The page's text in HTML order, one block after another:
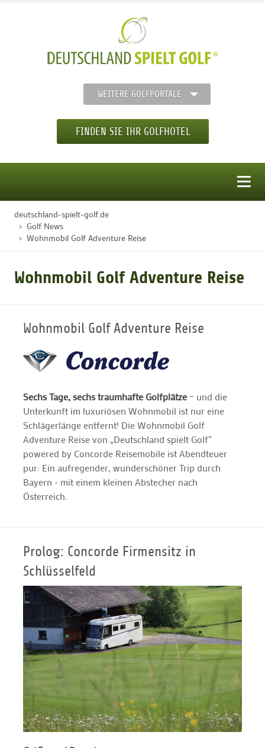
WEITERE GOLFPORTALE
FINDEN SIE IHR GOLFHOTEL
STARTSEITE
GOLF CARD
GOLF & WOMO
MALLORCA GOLFWOCHE
GOLF NEWS
deutschland-spielt-golf.de
Golf News
Wohnmobil Golf Adventure Reise
Wohnmobil Golf Adventure Reise
Wohnmobil Golf Adventure Reise
Sechs Tage, sechs traumhafte Golfplätze – und die
Unterkunft im luxuriösen Wohnmobil ist nur eine
Schlägerlänge entfernt! Die Wohnmobil Golf
Adventure Reise von „Deutschland spielt Golf“
powered by Concorde Reisemobile ist Abendteuer
pur: Ein aufregender, wunderschöner Trip durch
Bayern - mit einem kleinen Abstecher nach
Österreich.
Prolog: Concorde Firmensitz in
Schlüsselfeld